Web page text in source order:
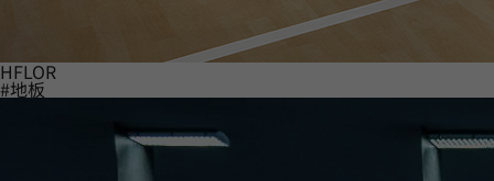
HFLOR
#地板